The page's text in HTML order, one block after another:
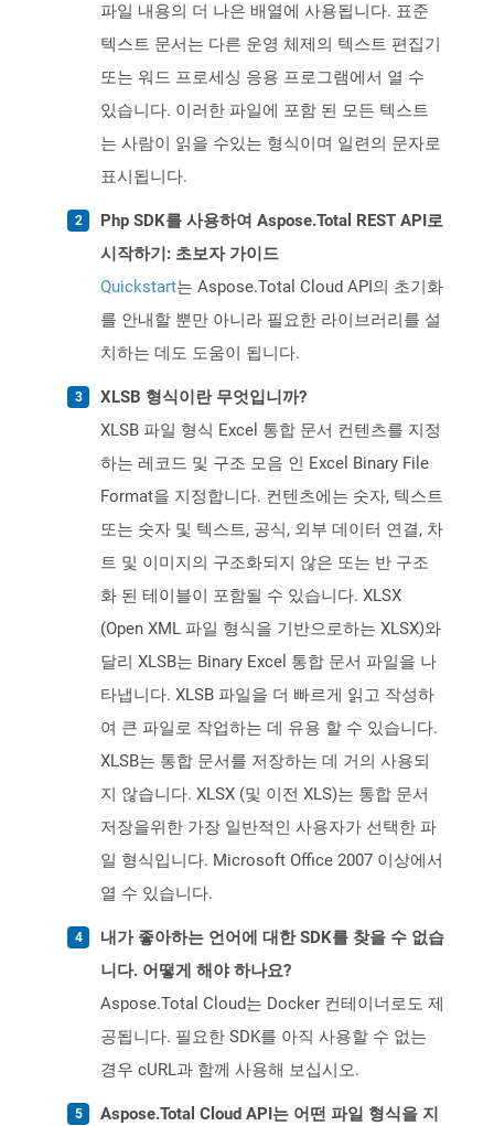
파일 내용의 더 나은 배열에 사용됩니다. 표준
텍스트 문서는 다른 운영 체제의 텍스트 편집기
또는 워드 프로세싱 응용 프로그램에서 열 수
있습니다. 이러한 파일에 포함 된 모든 텍스트
는 사람이 읽을 수있는 형식이며 일련의 문자로
표시됩니다.
Php SDK를 사용하여 Aspose.Total REST API로
시작하기: 초보자 가이드
Quickstart는 Aspose.Total Cloud API의 초기화
를 안내할 뿐만 아니라 필요한 라이브러리를 설
치하는 데도 도움이 됩니다.
XLSB 형식이란 무엇입니까?
XLSB 파일 형식 Excel 통합 문서 컨텐츠를 지정
하는 레코드 및 구조 모음 인 Excel Binary File
Format을 지정합니다. 컨텐츠에는 숫자, 텍스트
또는 숫자 및 텍스트, 공식, 외부 데이터 연결, 차
트 및 이미지의 구조화되지 않은 또는 반 구조
화 된 테이블이 포함될 수 있습니다. XLSX
(Open XML 파일 형식을 기반으로하는 XLSX)와
달리 XLSB는 Binary Excel 통합 문서 파일을 나
타냅니다. XLSB 파일을 더 빠르게 읽고 작성하
여 큰 파일로 작업하는 데 유용 할 수 있습니다.
XLSB는 통합 문서를 저장하는 데 거의 사용되
지 않습니다. XLSX (및 이전 XLS)는 통합 문서
저장을위한 가장 일반적인 사용자가 선택한 파
일 형식입니다. Microsoft Office 2007 이상에서
열 수 있습니다.
내가 좋아하는 언어에 대한 SDK를 찾을 수 없습
니다. 어떻게 해야 하나요?
Aspose.Total Cloud는 Docker 컨테이너로도 제
공됩니다. 필요한 SDK를 아직 사용할 수 없는
경우 cURL과 함께 사용해 보십시오.
Aspose.Total Cloud API는 어떤 파일 형식을 지